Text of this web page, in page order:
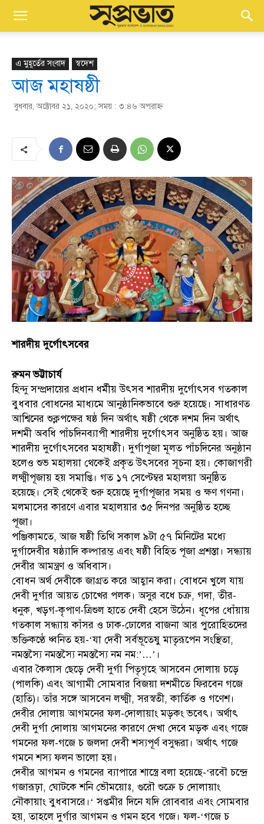
এ মুহূর্তের সংবাদ স্বদেশ
আজ মহাষষ্ঠী
বুধবার, অক্টোবর ২১, ২০২০; সময় : ৩:৪৬ অপরাহ্ণ
শারদীয় দুর্গোৎসবের
রুমন ভট্টাচার্য
হিন্দু সম্প্রদায়ের প্রধান ধর্মীয় উৎসব শারদীয় দুর্গোৎসব গতকাল
বুধবার বোধনের মাধ্যমে আনুষ্ঠানিকভাবে শুরু হয়েছে। সাধারণত
আশ্বিনের শুক্লপক্ষের ষষ্ঠ দিন অর্থাৎ ষষ্ঠী থেকে দশম দিন অর্থাৎ
দশমী অবধি পাঁচদিনব্যাপী শারদীয় দুর্গোৎসব অনুষ্ঠিত হয়। আজ
শারদীয় দুর্গোৎসবের মহাষষ্ঠী। দুর্গাপূজা মূলত পাঁচদিনের অনুষ্ঠান
হলেও শুভ মহালয়া থেকেই প্রকৃত উৎসবের সূচনা হয়। কোজাগরী
লক্ষ্মীপূজায় হয় সমাপ্তি। গত ১৭ সেপ্টেম্বর মহালয়া অনুষ্ঠিত
হয়েছে। সেই থেকেই শুরু হয়েছে দুর্গাপূজার সময় ও ক্ষণ গণনা।
মলমাসের কারণে এবার মহালয়ার ৩৫ দিনপর অনুষ্ঠিত হচ্ছে
পূজা।
পঞ্জিকামতে, আজ ষষ্ঠী তিথি সকাল ৯টা ৫৭ মিনিটের মধ্যে
দুর্গাদেবীর ষষ্ঠ্যাদি কল্পারম্ভ এবং ষষ্ঠী বিহিত পূজা প্রশস্তা। সন্ধ্যায়
দেবীর আমন্ত্রণ ও অধিবাস।
বোধন অর্থ দেবীকে জাগ্রত করে আহ্বান করা। বোধনে খুলে যায়
দেবী দুর্গার আয়ত চোখের পলক। অসুর বধে চক্র, গদা, তীর-
ধনুক, খড়গ-কৃপাণ-ত্রিশুল হাতে দেবী হেসে উঠেন। ধূপের ধোঁয়ায়
গতকাল সন্ধ্যায় কাঁসর ও ঢাক-ঢোলের বাজনা আর পুরোহিতদের
ভক্তিকণ্ঠে ধ্বনিত হয়-‘যা দেবী সর্বভূতেষু মাতৃরূপেন সংস্থিতা,
নমস্তস্যৈ নমস্তস্যৈ নমস্তস্যৈ নম নম:’…’।
এবার কৈলাস ছেড়ে দেবী দুর্গা পিতৃগৃহে আসবেন দোলায় চড়ে
(পালকি) এবং আগামী সোমবার বিজয়া দশমীতে ফিরবেন গজে
(হাতি)। তাঁর সঙ্গে আসবেন লক্ষ্মী, সরস্বতী, কার্তিক ও গণেশ।
দেবীর দোলায় আগমনের ফল-দোলায়াং মড়কং ভবেৎ। অর্থাৎ
দেবী দুর্গা দোলায় আগমনের কারণে দেখা দেবে মড়ক এবং গজে
গমনের ফল-গজে চ জলদা দেবী শস্যপূর্ণ বসুন্ধরা। অর্থাৎ গজে
গমনে শস্য ফলন ভালো হয়।
দেবীর আগমন ও গমনের ব্যাপারে শাস্ত্রে বলা হয়েছে-‘রবৌ চন্দ্রে
গজারূঢ়া, ঘোটকে শনি ভৌময়োঃ, গুরৌ শুক্রে চ দোলায়াং
নৌকায়াং বুধবাসরে।‘ সপ্তমীর দিনে যদি রোববার এবং সোমবার
হয়, তাহলে দুর্গার আগমন ও গমন হবে গজে। ফল-‘গজে চ